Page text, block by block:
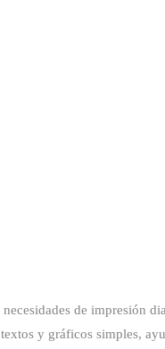
de impresión
y gráficos simples,